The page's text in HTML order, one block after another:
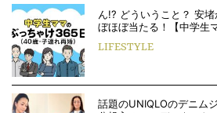
ん!? どういうこと？ 安
ぼほぼ当たる！【中学生
LIFESTYLE
話題のUNIQLOのデニム